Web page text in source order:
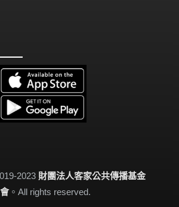
2023 財團法人客家公共傳播基金
會。All rights reserved.